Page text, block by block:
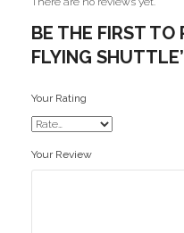
Z-Stickers
Mods
Speedcubing
Ofertas
BE THE FIRST TO
FLYING
Your Rating
Your Review